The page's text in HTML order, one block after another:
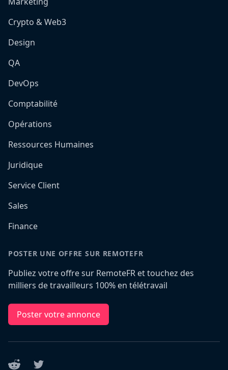
Crypto & Web3
Design
QA
DevOps
Comptabilité
Opérations
Ressources Humaines
Juridique
Service Client
Sales
Finance
POSTER UNE OFFRE SUR REMOTEFR
Publiez votre offre sur RemoteFR et touchez des
milliers de travailleurs 100% en télétravail
Poster votre annonce
Reddit Twitter